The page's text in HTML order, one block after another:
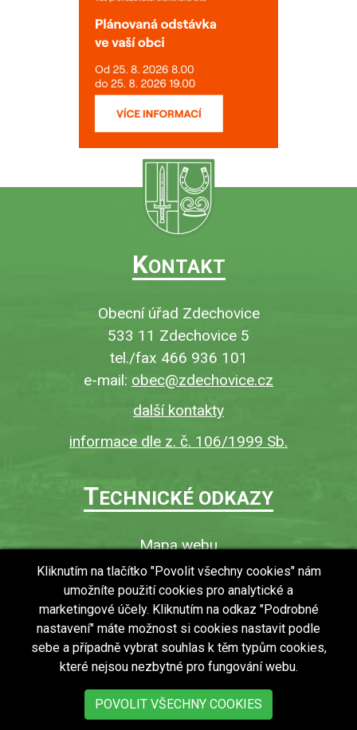
KONTAKT
Obecní úřad Zdechovice
533 11 Zdechovice 5
tel./fax 466 936 101
e-mail: obec@zdechovice.cz
další kontakty
informace dle z. č. 106/1999 Sb.
TECHNICKÉ ODKAZY
Mapa webu
O webu
Povinně zveřejňované informace
Ochrana osobních údajů (GDPR)
Vyhledávání
RSS
Bezbariérový přístup v obci
Kliknutím na tlačítko "Povolit všechny cookies" nám
umožníte použití cookies pro analytické a
marketingové účely. Kliknutím na odkaz "Podrobné
nastavení" máte možnost si cookies nastavit podle
sebe a případně vybrat souhlas k těm typům cookies,
které nejsou nezbytné pro fungování webu.
POVOLIT VŠECHNY COOKIES